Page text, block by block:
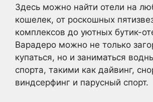
Здесь можно найти отели на
кошелек, от роскошных
комплексов до уютных бутик-
Варадеро можно не только
купаться, но и заниматься
спорта, такими как дайвинг,
виндсерфинг и парусный спорт.